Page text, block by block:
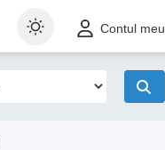
Contul meu
Hartă